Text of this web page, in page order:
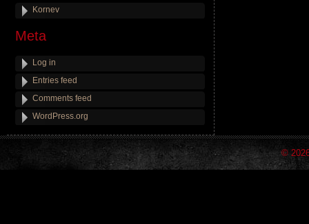
Kornev
Meta
Log in
Entries feed
Comments feed
WordPress.org
©